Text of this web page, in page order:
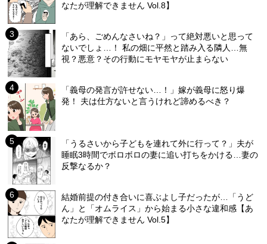
なたが理解できません Vol.8】
「あら、ごめんなさいね？」って絶対悪いと思って
ないでしょ…！ 私の畑に平然と踏み入る隣人…無
視？悪意？その行動にモヤモヤが止まらない
「義母の発言が許せない…！」嫁が義母に怒り爆
発！ 夫は仕方ないと言うけれど諦めるべき？
「うるさいから子どもを連れて外に行って？」夫が
睡眠3時間でボロボロの妻に追い打ちをかける…妻の
反撃なるか？
結婚前提の付き合いに喜ぶよし子だったが…「うど
ん」と「オムライス」から始まる小さな違和感【あ
なたが理解できません Vol.5】